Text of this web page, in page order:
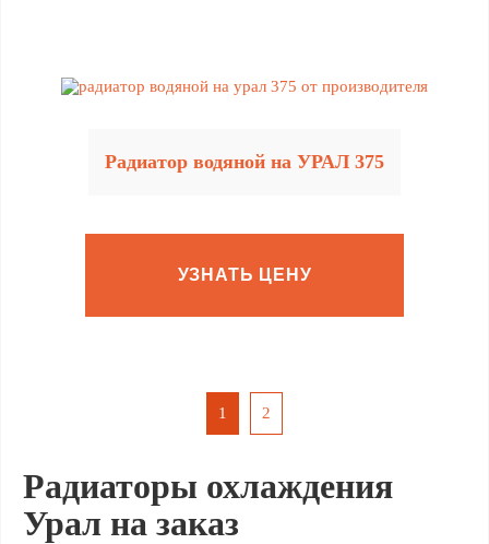
Радиатор водяной на УРАЛ 375
УЗНАТЬ ЦЕНУ
1 2
Радиаторы охлаждения
Урал на заказ